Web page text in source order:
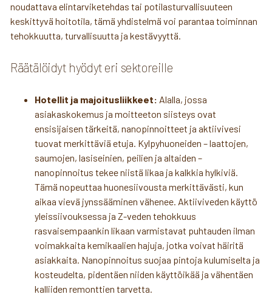
noudattava elintarviketehdas tai potilasturvallisuuteen
keskittyvä hoitotila, tämä yhdistelmä voi parantaa toiminnan
tehokkuutta, turvallisuutta ja kestävyyttä.
Räätälöidyt hyödyt eri sektoreille
Hotellit ja majoitusliikkeet: Alalla, jossa
asiakaskokemus ja moitteeton siisteys ovat
ensisijaisen tärkeitä, nanopinnoitteet ja aktiivivesi
tuovat merkittäviä etuja. Kylpyhuoneiden – laattojen,
saumojen, lasiseinien, peilien ja altaiden –
nanopinnoitus tekee niistä likaa ja kalkkia hylkiviä.
Tämä nopeuttaa huonesiivousta merkittävästi, kun
aikaa vievä jynssääminen vähenee. Aktiiviveden käyttö
yleissiivouksessa ja Z-veden tehokkuus
rasvaisempaankin likaan varmistavat puhtauden ilman
voimakkaita kemikaalien hajuja, jotka voivat häiritä
asiakkaita. Nanopinnoitus suojaa pintoja kulumiselta ja
kosteudelta, pidentäen niiden käyttöikää ja vähentäen
kalliiden remonttien tarvetta.